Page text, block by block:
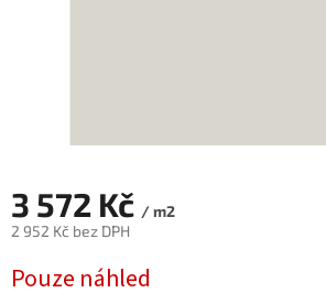
3 572 Kč / m2
2 952 Kč bez DPH
cena:
Pouze náhled